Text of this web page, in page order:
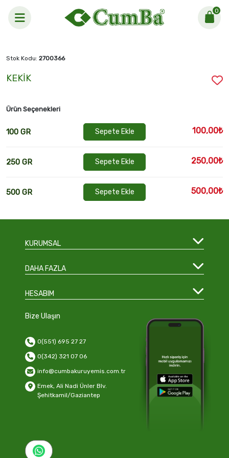
0
KEKİK
Stok Kodu: 2700366
KEKİK
Ürün Seçenekleri
100 GR Sepete Ekle 100,00₺
250 GR Sepete Ekle 250,00₺
500 GR Sepete Ekle 500,00₺
KURUMSAL
DAHA FAZLA
HESABIM
Bize Ulaşın
0(551) 695 27 27
0(342) 321 07 06
info@cumbakuruyemis.com.tr
Emek, Ali Nadi Ünler Blv.
Şehitkamil/Gaziantep